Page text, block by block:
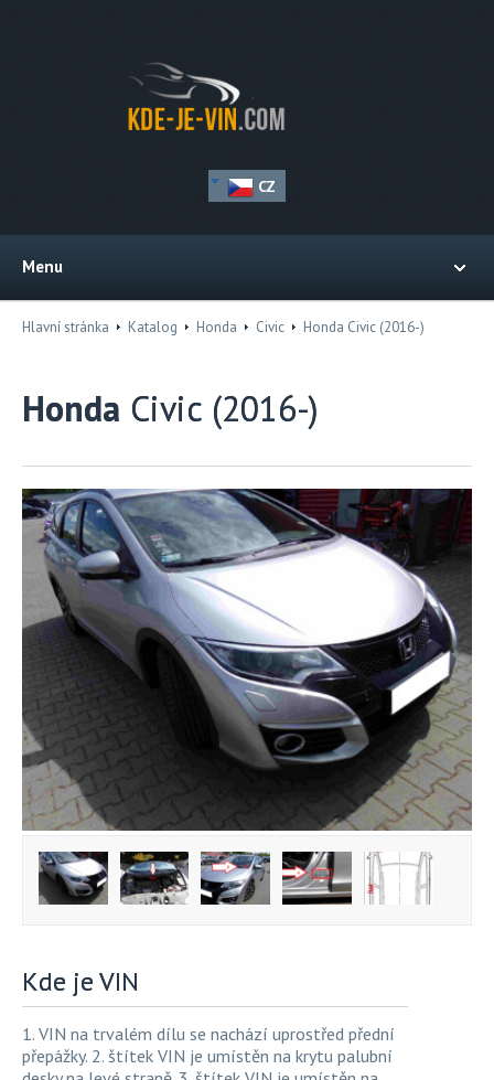
CZ
Menu
Hlavní stránka Katalog Honda Civic Honda Civic (2016-)
Honda Civic (2016-)
Kde je VIN
1. VIN na trvalém dílu se nachází uprostřed přední
přepážky. 2. štítek VIN je umístěn na krytu palubní